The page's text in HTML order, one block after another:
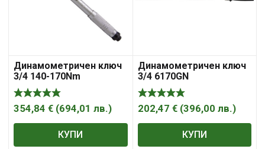
Динамометричен ключ
3/4 140-170Nm
354,84 € (694,01 лв.)
КУПИ
Динамометричен ключ
3/4 6170GN
202,47 € (396,00 лв.)
КУПИ